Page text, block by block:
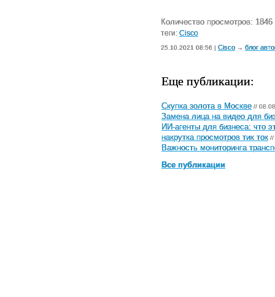
Количество просмотров: 1846
теги: Cisco
25.10.2021 08:56 | Cisco → блог
Еще публикации:
Скупка золота в Москве //
Замена лица на видео для
ИИ-агенты для бизнеса: что
накрутка просмотров тик ток //
Важность мониторинга
Все публикации